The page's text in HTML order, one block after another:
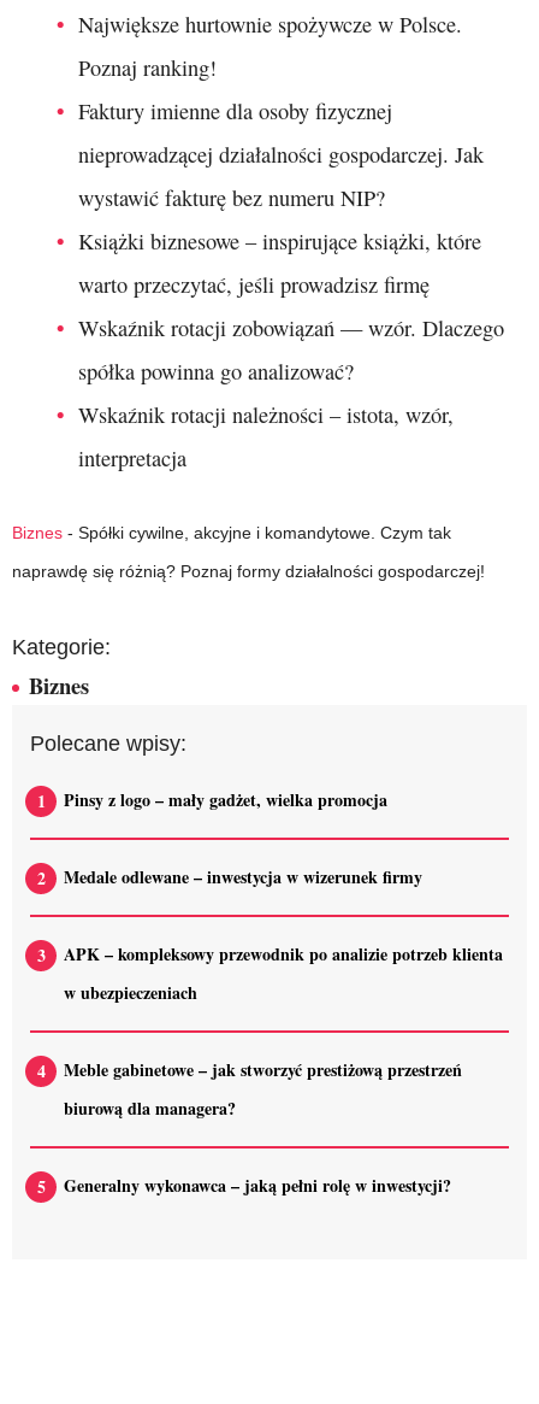
Największe hurtownie spożywcze w Polsce.
Poznaj ranking!
Faktury imienne dla osoby fizycznej
nieprowadzącej działalności gospodarczej. Jak
wystawić fakturę bez numeru NIP?
Książki biznesowe – inspirujące książki, które
warto przeczytać, jeśli prowadzisz firmę
Wskaźnik rotacji zobowiązań — wzór. Dlaczego
spółka powinna go analizować?
Wskaźnik rotacji należności – istota, wzór,
interpretacja
Biznes - Spółki cywilne, akcyjne i komandytowe. Czym tak
naprawdę się różnią? Poznaj formy działalności gospodarczej!
Kategorie:
Biznes
Polecane wpisy:
Pinsy z logo – mały gadżet, wielka promocja
Medale odlewane – inwestycja w wizerunek firmy
APK – kompleksowy przewodnik po analizie potrzeb klienta
w ubezpieczeniach
Meble gabinetowe – jak stworzyć prestiżową przestrzeń
biurową dla managera?
Generalny wykonawca – jaką pełni rolę w inwestycji?